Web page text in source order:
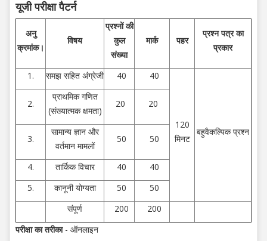
यूजी परीक्षा पैटर्न
अनु
क्रमांक।
विषय
प्रश्नों की
कुल
संख्या
मार्क पहर
प्रश्न पत्र का
प्रकार
1. समझ सहित अंग्रेजी 40 40
120
मिनट
बहुवैकल्पिक प्रश्न
2.
प्राथमिक गणित
(संख्यात्मक क्षमता)
20 20
3.
सामान्य ज्ञान और
वर्तमान मामलों
50 50
4. तार्किक विचार 40
40
5.
कानूनी योग्यता 50
50
संपूर्ण
200
200
परीक्षा का तरीका- ऑनलाइन